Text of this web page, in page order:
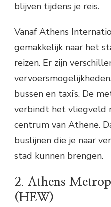
blijven tijdens je reis.
Vanaf Athens
gemakkelijk naar het
reizen. Er zijn
bussen en taxi’s. De
verbindt het vliegveld
centrum van Athene.
buslijnen die je naar
stad kunnen brengen.
2. Athens
(HEW)